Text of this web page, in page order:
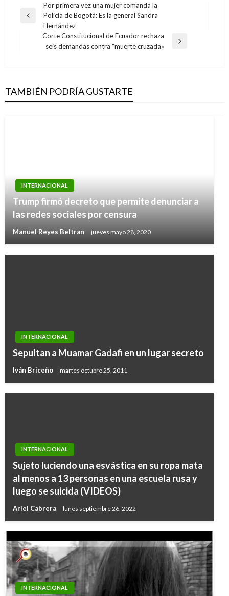
Navegación
de
entradas
Entrada
anterior
Por primera vez una mujer comanda la
Policía de Bogotá: Es la general Sandra
Hernández
Entrada
Corte Constitucional de Ecuador rechaza
seis demandas contra “muerte cruzada»
TAMBIÉN PODRÍA GUSTARTE
INTERNACIONAL
Trump firmó decreto que permite denunciar a
las redes sociales por censura
Manuel Reyes Beltran jueves mayo 28, 2020
INTERNACIONAL
Sepultan a Muamar Gadafi en un lugar secreto
Iván Briceño martes octubre 25, 2011
INTERNACIONAL
Sujeto luciendo una esvástica en su ropa mata
al menos a 13 personas en una escuela rusa y
luego se suicida (VIDEOS)
Ariel Cabrera lunes septiembre 26, 2022
INTERNACIONAL